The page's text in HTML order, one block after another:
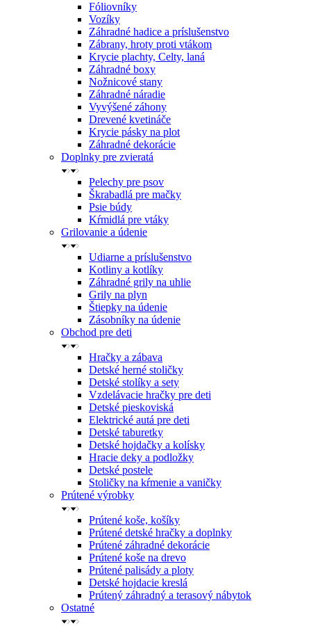
Fóliovníky
Vozíky
Záhradné hadice a príslušenstvo
Zábrany, hroty proti vtákom
Krycie plachty, Celty, laná
Záhradné boxy
Nožnicové stany
Záhradné náradie
Vyvýšené záhony
Drevené kvetináče
Krycie pásky na plot
Záhradné dekorácie
Doplnky pre zvieratá
Pelechy pre psov
Škrabadlá pre mačky
Psie búdy
Kŕmidlá pre vtáky
Grilovanie a údenie
Udiarne a príslušenstvo
Kotliny a kotlíky
Záhradné grily na uhlie
Grily na plyn
Štiepky na údenie
Zásobníky na údenie
Obchod pre deti
Hračky a zábava
Detské herné stoličky
Detské stolíky a sety
Vzdelávacie hračky pre deti
Detské pieskoviská
Elektrické autá pre deti
Detské taburetky
Detské hojdačky a kolísky
Hracie deky a podložky
Detské postele
Stoličky na kŕmenie a vaničky
Prútené výrobky
Prútené koše, košíky
Prútené detské hračky a doplnky
Prútené záhradné dekorácie
Prútené koše na drevo
Prútené palisády a ploty
Detské hojdacie kreslá
Prútený záhradný a terasový nábytok
Ostatné